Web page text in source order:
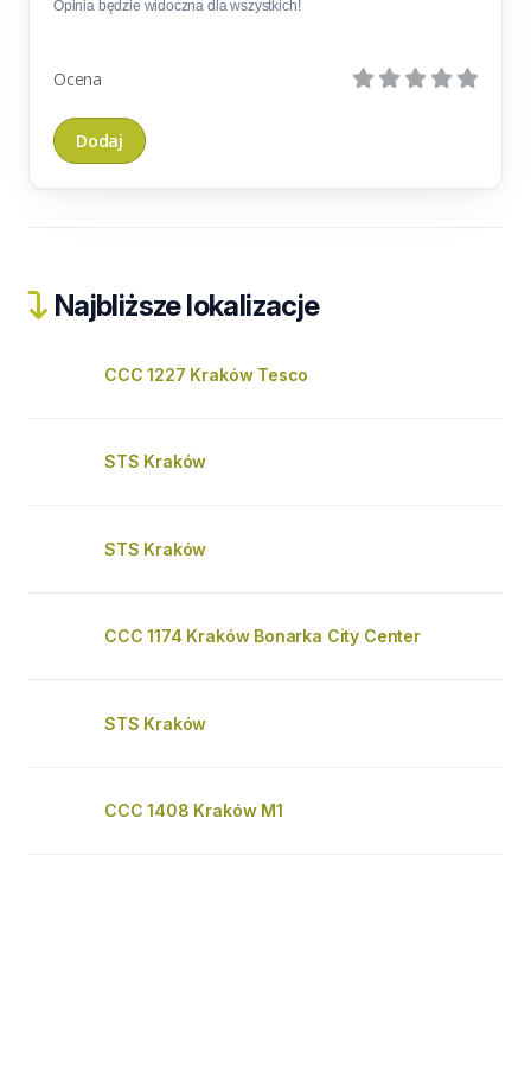
Opinia będzie widoczna dla wszystkich!
Ocena
Najbliższe lokalizacje
CCC 1227 Kraków Tesco
STS Kraków
STS Kraków
CCC 1174 Kraków Bonarka City Center
STS Kraków
CCC 1408 Kraków M1